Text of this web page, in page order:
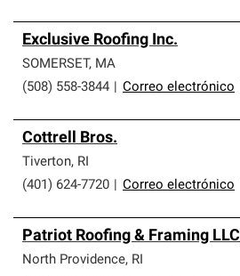
Exclusive Roofing Inc.
SOMERSET, MA
(508) 558-3844
Correo electrónico
Cottrell Bros.
Tiverton, RI
(401) 624-7720
Correo electrónico
Patriot Roofing & Framing LLC
North Providence, RI